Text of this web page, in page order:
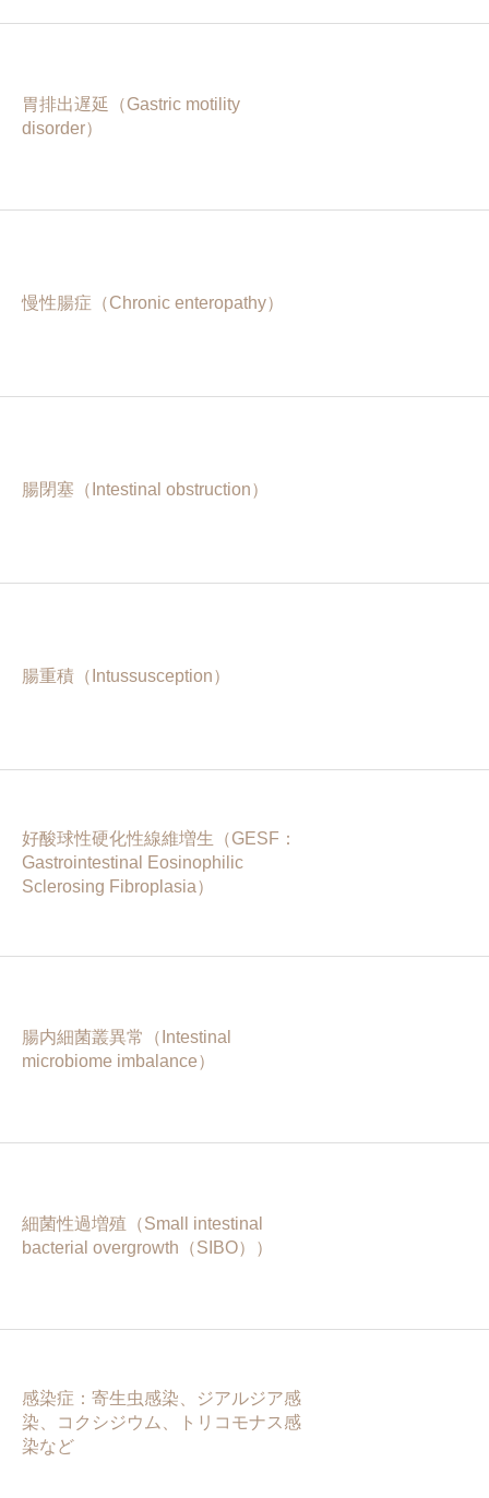
胃排出遅延（Gastric motility
disorder）
慢性腸症（Chronic enteropathy）
腸閉塞（Intestinal obstruction）
腸重積（Intussusception）
好酸球性硬化性線維増生（GESF：
Gastrointestinal Eosinophilic
Sclerosing Fibroplasia）
腸内細菌叢異常（Intestinal
microbiome imbalance）
細菌性過増殖（Small intestinal
bacterial overgrowth（SIBO））
感染症：寄生虫感染、ジアルジア感
染、コクシジウム、トリコモナス感
染など